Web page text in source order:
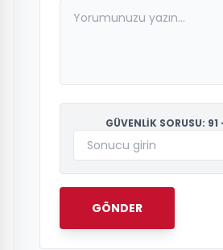
GÜVENLİK SORUSU: 91
GÖNDER